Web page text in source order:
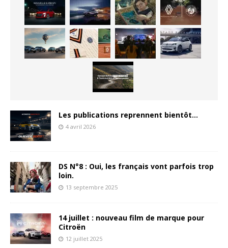
Les publications reprennent bientôt…
4 avril 2026
DS N°8 : Oui, les français vont parfois trop
loin.
13 septembre 2025
14 juillet : nouveau film de marque pour
Citroën
12 juillet 2025